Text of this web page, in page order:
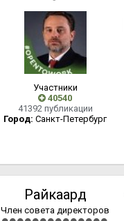
Участники
40540
41392 публикации
Город: Cанкт-Петербург
Райкаард
Член совета директоров